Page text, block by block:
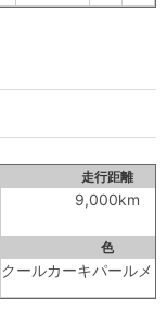
走行距離
9,000km
色
クールカーキパールメ